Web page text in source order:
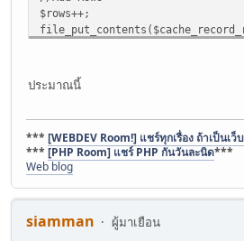
$rows++;
//Get Rows
//Remove Rows
$rows--;
echo "Remove Rows!<br>";
//Get Rows
ประมาณนี้
*** [WEBDEV Room!] แชร์ทุกเรื่อง ถ้าเป็นเว็
*** [PHP Room] แชร์ PHP กันวันละนิด***
Web blog
siamman
ผู้มาเยือน